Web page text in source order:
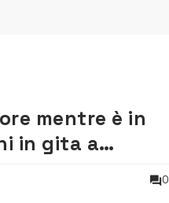
mentre è in
in gita a
0